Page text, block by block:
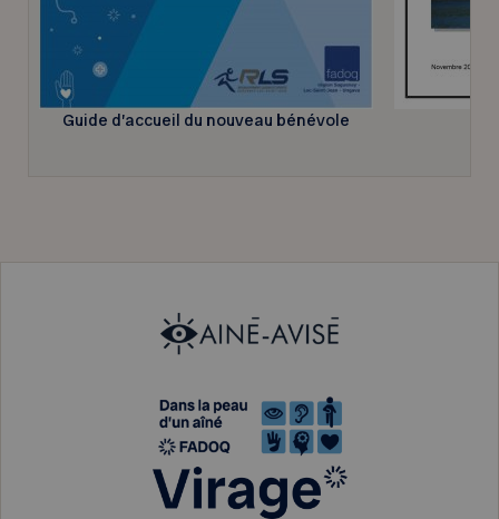
Guide d’accueil du nouveau bénévole